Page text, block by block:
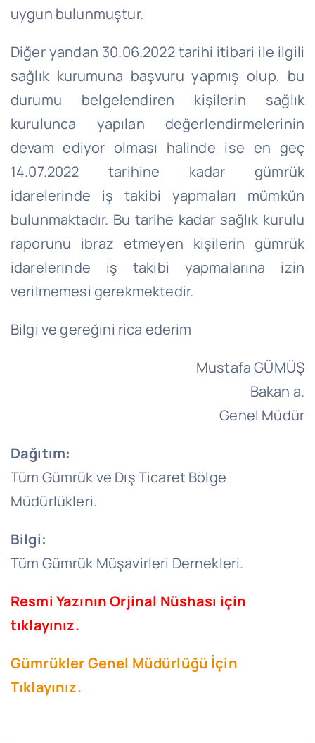
uygun bulunmuştur.
Diğer yandan 30.06.2022 tarihi itibari ile ilgili
sağlık kurumuna başvuru yapmış olup, bu
durumu belgelendiren kişilerin sağlık
kurulunca yapılan değerlendirmelerinin
devam ediyor olması halinde ise en geç
14.07.2022 tarihine kadar gümrük
idarelerinde iş takibi yapmaları mümkün
bulunmaktadır. Bu tarihe kadar sağlık kurulu
raporunu ibraz etmeyen kişilerin gümrük
idarelerinde iş takibi yapmalarına izin
verilmemesi gerekmektedir.
Bilgi ve gereğini rica ederim
Mustafa GÜMÜŞ
Bakan a.
Genel Müdür
Dağıtım:
Tüm Gümrük ve Dış Ticaret Bölge
Müdürlükleri.
Bilgi:
Tüm Gümrük Müşavirleri Dernekleri.
Resmi Yazının Orjinal Nüshası için
tıklayınız.
Gümrükler Genel Müdürlüğü İçin
Tıklayınız.